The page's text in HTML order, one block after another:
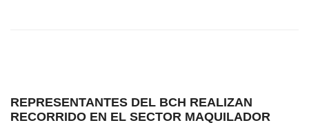
REPRESENTANTES DEL BCH REALIZAN
RECORRIDO EN EL SECTOR MAQUILADOR